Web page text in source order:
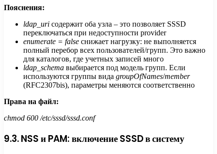
Пояснения:
ldap_uri содержит оба узла – это позволяет SSSD
переключаться при недоступности provider
enumerate = false снижает нагрузку: не выполняется
полный перебор всех пользователей/групп. Это важно
для каталогов, где учетных записей много
ldap_schema выбирается под модель групп. Если
используются группы вида groupOfNames/member
(RFC2307bis), параметры меняются соответственно
Права на файл:
chmod 600 /etc/sssd/sssd.conf
9.3. NSS и PAM: включение SSSD в систему